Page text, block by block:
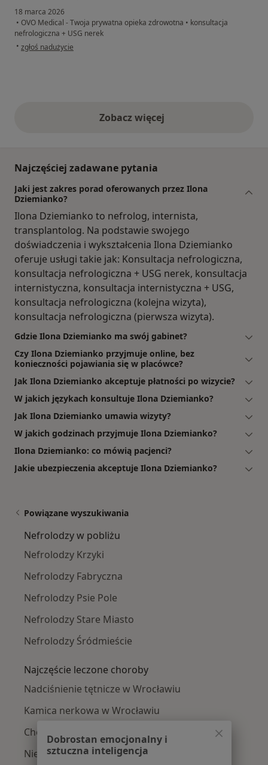
18 marca 2026
• OVO Medical - Twoja prywatna opieka zdrowotna • konsultacja
nefrologiczna + USG nerek
• w opinii użytkownika Wojtek
zgłoś nadużycie
Zobacz więcejopinie powyżej
Najczęściej zadawane pytania
Jaki jest zakres porad oferowanych przez Ilona
Dziemianko?
Ilona Dziemianko to nefrolog, internista,
transplantolog. Na podstawie swojego
doświadczenia i wykształcenia Ilona Dziemianko
oferuje usługi takie jak: Konsultacja nefrologiczna,
konsultacja nefrologiczna + USG nerek, konsultacja
internistyczna, konsultacja internistyczna + USG,
konsultacja nefrologiczna (kolejna wizyta),
konsultacja nefrologiczna (pierwsza wizyta).
Gdzie Ilona Dziemianko ma swój gabinet?
Czy Ilona Dziemianko przyjmuje online, bez
konieczności pojawiania się w placówce?
Jak Ilona Dziemianko akceptuje płatności po wizycie?
W jakich językach konsultuje Ilona Dziemianko?
Jak Ilona Dziemianko umawia wizyty?
W jakich godzinach przyjmuje Ilona Dziemianko?
Ilona Dziemianko: co mówią pacjenci?
Jakie ubezpieczenia akceptuje Ilona Dziemianko?
Powiązane wyszukiwania
Nefrolodzy w pobliżu
Nefrolodzy Krzyki
Nefrolodzy Fabryczna
Nefrolodzy Psie Pole
Nefrolodzy Stare Miasto
Nefrolodzy Śródmieście
Najczęście leczone choroby
Nadciśnienie tętnicze w Wrocławiu
Kamica nerkowa w Wrocławiu
Choroby nerek w Wrocławiu
Niewydolność nerek w Wrocławiu
Dobrostan emocjonalny i
sztuczna inteligencja